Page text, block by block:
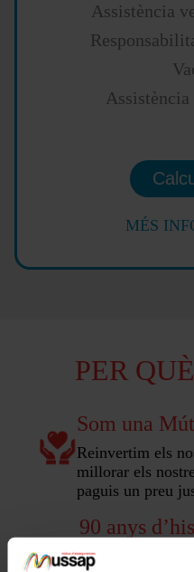
Assistència
MÉS
PER
Som una
Reinvertim els
millorar els
paguis un preu
90 anys
Portem més de